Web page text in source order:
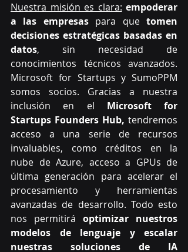
Nuestra misión es clara: empoderar
a las empresas para que tomen
decisiones estratégicas basadas en
datos, sin necesidad de
conocimientos técnicos avanzados.
Microsoft for Startups y SumoPPM
somos socios. Gracias a nuestra
inclusión en el Microsoft for
Startups Founders Hub, tendremos
acceso a una serie de recursos
invaluables, como créditos en la
nube de Azure, acceso a GPUs de
última generación para acelerar el
procesamiento y herramientas
avanzadas de desarrollo. Todo esto
nos permitirá optimizar nuestros
modelos de lenguaje y escalar